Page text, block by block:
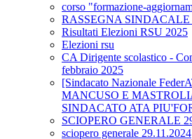
corso "formazione-
RASSEGNA SINDACALE
Risultati Elezioni RSU 2025
Elezioni rsu
CA Dirigente scolastico -
febbraio 2025
[Sindacato Nazionale
MANCUSO E
SINDACATO ATA
SCIOPERO GENERALE
sciopero generale 29.11.2024